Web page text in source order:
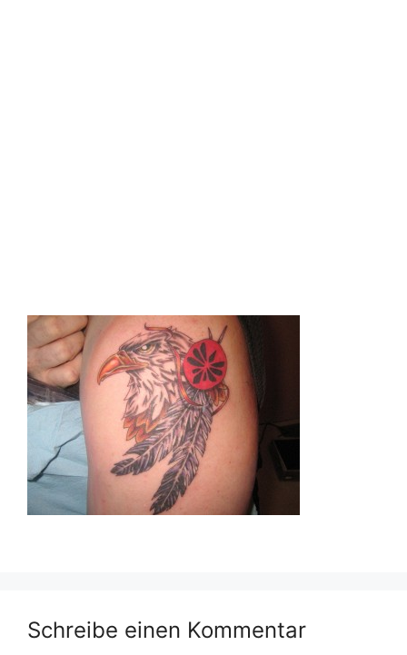
Schreibe einen Kommentar